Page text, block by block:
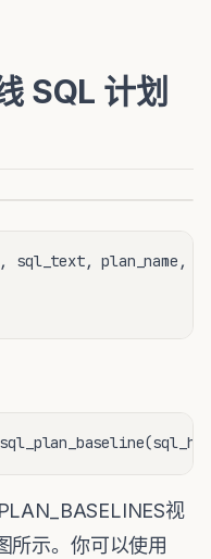
SQL 计划
sql_text, plan_name,
视
所示。你可以使用